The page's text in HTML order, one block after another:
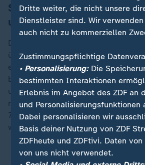
Staatsanwalt: Leid "schier
unbeschreiblich"
Das Gericht zeigte sich nach der
überzeugt, dass Taleb A. am 20.
einem 340 PS starken Mietwagen
besuchten Magdeburger
und dabei zahlreiche Besucher
neunjähriger Junge und fünf
75 Jahren starben, mehr als 300
wurden verletzt.
Magdeburg: "Als Herrscher über
Dritte weiter, die nicht unsere
Dienstleister sind. Wir
auch nicht zu kommerziellen
Zustimmungspflichtige
• Personalisierung:Die
bestimmten Interaktionen
Erlebnis im Angebot des ZDF an
und Personalisierungsfunktionen
Dabei personalisieren wir
Basis deiner Nutzung von ZDF
ZDFheute und ZDFtivi. Daten
von uns nicht verwendet.